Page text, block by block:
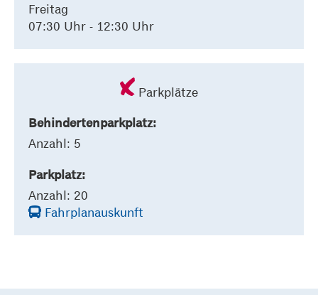
Freitag
07:30 Uhr - 12:30 Uhr
Parkplätze
Behindertenparkplatz:
Anzahl: 5
Parkplatz:
Anzahl: 20
Fahrplanauskunft